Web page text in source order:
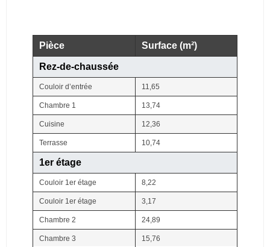
Pièce Surface (m²)
Rez-de-chaussée
Couloir d’entrée 11,65
Chambre 1 13,74
Cuisine 12,36
Terrasse 10,74
1er étage
Couloir 1er étage 8,22
Couloir 1er étage 3,17
Chambre 2 24,89
Chambre 3 15,76